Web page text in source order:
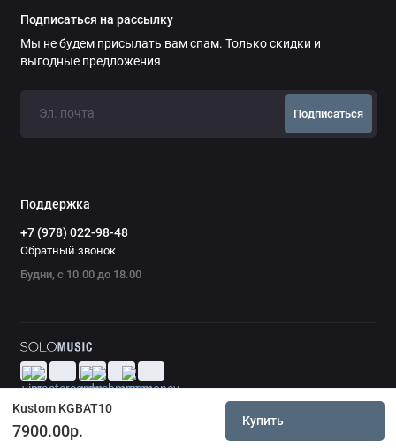
Kustom KGBAT10
7900.00р.
Купить
Основные характеристики:
Мощность: 10 Вт
Тип: транзисторный комбоусилитель
AUX In
Выход на наушники
Питание: 6×AA батарейки или адаптер
Назначение: электрогитара (дом / практика /
Подписаться на рассылку
Мы не будем присылать вам спам. Только скидки и
выгодные предложения
Подписаться
Поддержка
+7 (978) 022-98-48
Обратный звонок
Будни, с 10.00 до 18.00